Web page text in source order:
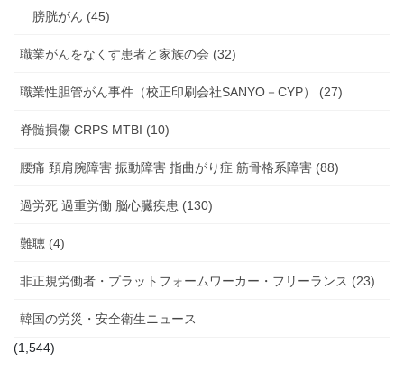
膀胱がん (45)
職業がんをなくす患者と家族の会 (32)
職業性胆管がん事件（校正印刷会社SANYO－CYP） (27)
脊髄損傷 CRPS MTBI (10)
腰痛 頚肩腕障害 振動障害 指曲がり症 筋骨格系障害 (88)
過労死 過重労働 脳心臓疾患 (130)
難聴 (4)
非正規労働者・プラットフォームワーカー・フリーランス (23)
韓国の労災・安全衛生ニュース
(1,544)